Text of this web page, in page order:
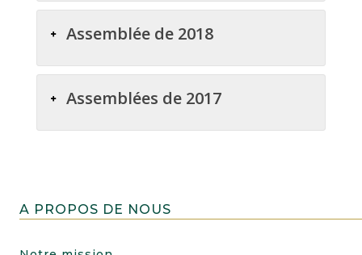
Assemblée de 2018
Assemblées de 2017
A PROPOS DE NOUS